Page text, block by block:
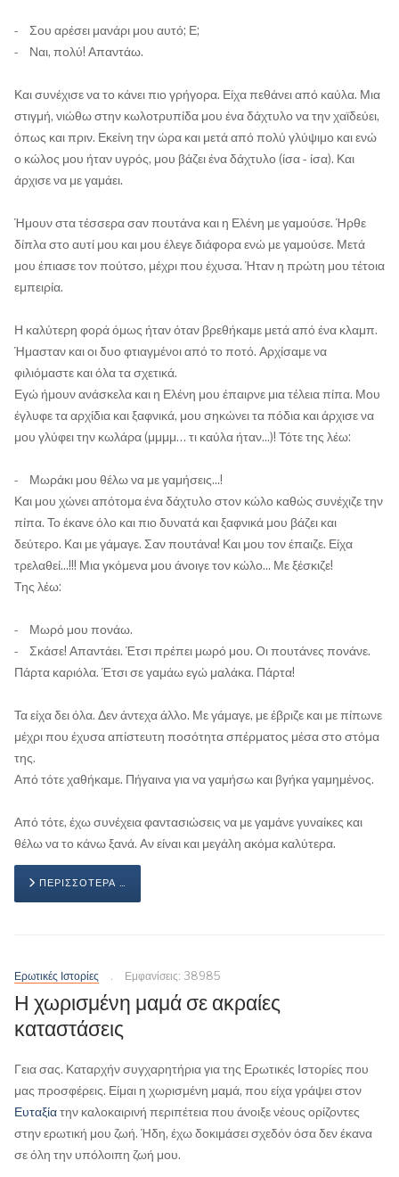
- Σου αρέσει μανάρι μου αυτό; Ε;
- Ναι, πολύ! Απαντάω.
Και συνέχισε να το κάνει πιο γρήγορα. Είχα πεθάνει από καύλα. Μια
στιγμή, νιώθω στην κωλοτρυπίδα μου ένα δάχτυλο να την χαϊδεύει,
όπως και πριν. Εκείνη την ώρα και μετά από πολύ γλύψιμο και ενώ
ο κώλος μου ήταν υγρός, μου βάζει ένα δάχτυλο (ίσα - ίσα). Και
άρχισε να με γαμάει.
Ήμουν στα τέσσερα σαν πουτάνα και η Ελένη με γαμούσε. Ήρθε
δίπλα στο αυτί μου και μου έλεγε διάφορα ενώ με γαμούσε. Μετά
μου έπιασε τον πούτσο, μέχρι που έχυσα. Ήταν η πρώτη μου τέτοια
εμπειρία.
Η καλύτερη φορά όμως ήταν όταν βρεθήκαμε μετά από ένα κλαμπ.
Ήμασταν και οι δυο φτιαγμένοι από το ποτό. Αρχίσαμε να
φιλιόμαστε και όλα τα σχετικά.
Εγώ ήμουν ανάσκελα και η Ελένη μου έπαιρνε μια τέλεια πίπα. Μου
έγλυφε τα αρχίδια και ξαφνικά, μου σηκώνει τα πόδια και άρχισε να
μου γλύφει την κωλάρα (μμμμ… τι καύλα ήταν...)! Τότε της λέω:
- Μωράκι μου θέλω να με γαμήσεις...!
Και μου χώνει απότομα ένα δάχτυλο στον κώλο καθώς συνέχιζε την
πίπα. Το έκανε όλο και πιο δυνατά και ξαφνικά μου βάζει και
δεύτερο. Και με γάμαγε. Σαν πουτάνα! Και μου τον έπαιζε. Είχα
τρελαθεί...!!! Μια γκόμενα μου άνοιγε τον κώλο... Με ξέσκιζε!
Της λέω:
- Μωρό μου πονάω.
- Σκάσε! Απαντάει. Έτσι πρέπει μωρό μου. Οι πουτάνες πονάνε.
Πάρτα καριόλα. Έτσι σε γαμάω εγώ μαλάκα. Πάρτα!
Τα είχα δει όλα. Δεν άντεχα άλλο. Με γάμαγε, με έβριζε και με πίπωνε
μέχρι που έχυσα απίστευτη ποσότητα σπέρματος μέσα στο στόμα
της.
Από τότε χαθήκαμε. Πήγαινα για να γαμήσω και βγήκα γαμημένος.
Από τότε, έχω συνέχεια φαντασιώσεις να με γαμάνε γυναίκες και
θέλω να το κάνω ξανά. Αν είναι και μεγάλη ακόμα καλύτερα.
ΠΕΡΙΣΣΌΤΕΡΑ …
Ερωτικές Ιστορίες Εμφανίσεις: 38985
Η χωρισμένη μαμά σε ακραίες
καταστάσεις
Γεια σας. Καταρχήν συγχαρητήρια για της Ερωτικές Ιστορίες που
μας προσφέρεις. Είμαι η χωρισμένη μαμά, που είχα γράψει στον
Ευταξίατην καλοκαιρινή περιπέτεια που άνοιξε νέους ορίζοντες
στην ερωτική μου ζωή. Ήδη, έχω δοκιμάσει σχεδόν όσα δεν έκανα
σε όλη την υπόλοιπη ζωή μου.